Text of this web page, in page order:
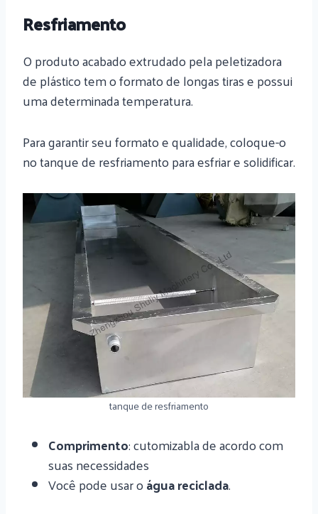
Resfriamento
O produto acabado extrudado pela peletizadora
de plástico tem o formato de longas tiras e possui
uma determinada temperatura.
Para garantir seu formato e qualidade, coloque-o
no tanque de resfriamento para esfriar e solidificar.
tanque de resfriamento
Comprimento: cutomizabla de acordo com
suas necessidades
Você pode usar oágua reciclada.